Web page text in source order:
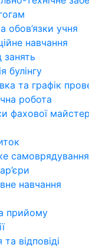
обов’язки учня
навчання
занять
булінгу
та графік
робота
фахової
самоврядування
навчання
прийому
відповіді